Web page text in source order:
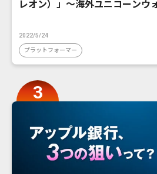
レオン）」〜海外ユニコーンウ
2022/5/24
プラットフォーマー